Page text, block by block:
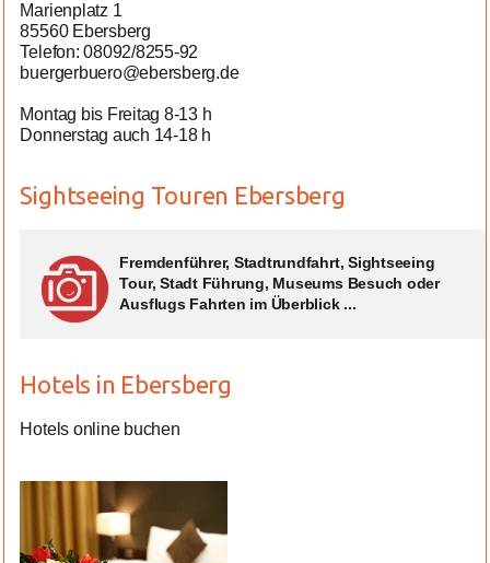
Marienplatz 1
85560 Ebersberg
Telefon: 08092/8255-92
buergerbuero@ebersberg.de
Montag bis Freitag 8-13 h
Donnerstag auch 14-18 h
Sightseeing Touren Ebersberg
Fremdenführer, Stadtrundfahrt, Sightseeing
Tour, Stadt Führung, Museums Besuch oder
Ausflugs Fahrten im Überblick ...
Hotels in Ebersberg
Hotels online buchen